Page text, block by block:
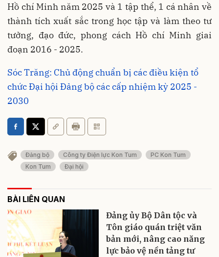
Hồ chí Minh năm 2025 và 1 tập thể, 1 cá nhân về
thành tích xuất sắc trong học tập và làm theo tư
tưởng, đạo đức, phong cách Hồ chí Minh giai
đoạn 2016 - 2025.
Sóc Trăng: Chủ động chuẩn bị các điều kiện tổ
chức Đại hội Đảng bộ các cấp nhiệm kỳ 2025 -
2030
Đảng bộ Công ty Điện lực Kon Tum
PC Kon Tum
Kon Tum
Đại hội
BÀI LIÊN QUAN
Đảng ủy Bộ Dân tộc và
Tôn giáo quán triệt văn
bản mới, nâng cao năng
lực bảo vệ nền tảng tư